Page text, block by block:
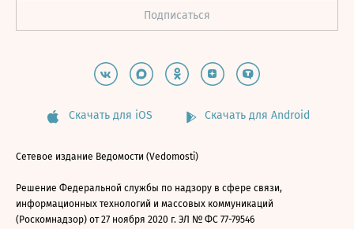
Скачать для iOS Скачать для Android
Сетевое издание Ведомости (Vedomosti)
Решение Федеральной службы по надзору в сфере связи,
информационных технологий и массовых коммуникаций
(Роскомнадзор) от 27 ноября 2020 г. ЭЛ № ФС 77-79546